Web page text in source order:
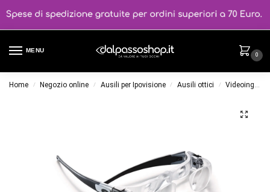
MENU
0
Home / Negozio online / Ausili per Ipovisione / Ausili ottici / Videoingranditori